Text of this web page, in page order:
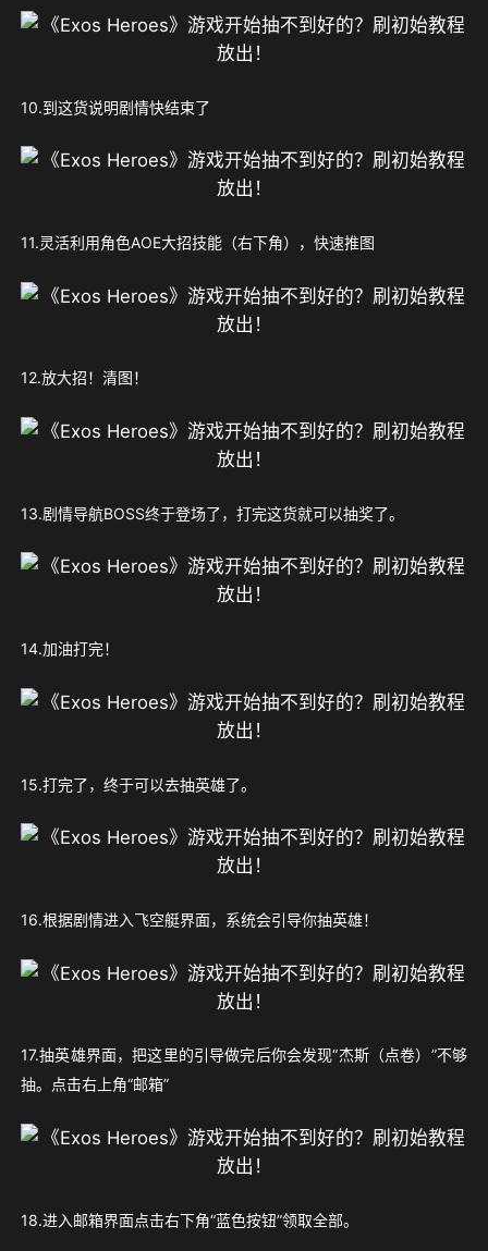
10.到这货说明剧情快结束了
11.灵活利用角色AOE大招技能（右下角），快速推图
12.放大招！清图！
13.剧情导航BOSS终于登场了，打完这货就可以抽奖了。
14.加油打完！
15.打完了，终于可以去抽英雄了。
16.根据剧情进入飞空艇界面，系统会引导你抽英雄！
17.抽英雄界面，把这里的引导做完后你会发现“杰斯（点卷）”不够
抽。点击右上角“邮箱”
18.进入邮箱界面点击右下角“蓝色按钮”领取全部。